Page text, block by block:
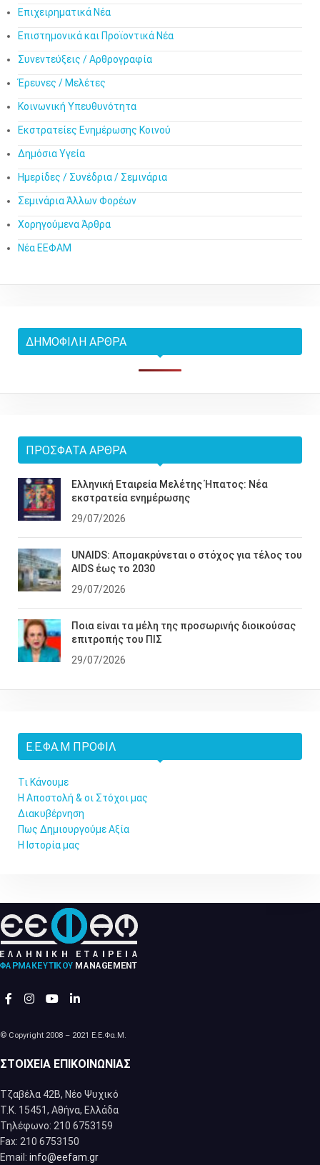
Επιχειρηματικά Νέα
Επιστημονικά και Προϊοντικά Νέα
Συνεντεύξεις / Αρθρογραφία
Έρευνες / Μελέτες
Κοινωνική Υπευθυνότητα
Εκστρατείες Ενημέρωσης Κοινού
Δημόσια Υγεία
Ημερίδες / Συνέδρια / Σεμινάρια
Σεμινάρια Άλλων Φορέων
Χορηγούμενα Άρθρα
Νέα ΕΕΦΑΜ
ΔΗΜΟΦΙΛΉ ΆΡΘΡΑ
ΠΡΌΣΦΑΤΑ ΆΡΘΡΑ
Ελληνική Εταιρεία Μελέτης Ήπατος: Νέα
εκστρατεία ενημέρωσης
29/07/2026
UNAIDS: Απομακρύνεται ο στόχος για τέλος του
AIDS έως το 2030
29/07/2026
Ποια είναι τα μέλη της προσωρινής διοικούσας
επιτροπής του ΠΙΣ
29/07/2026
Ε.Ε.ΦΑ.Μ ΠΡΟΦΊΛ
Τι Κάνουμε
Η Αποστολή & οι Στόχοι μας
Διακυβέρνηση
Πως Δημιουργούμε Αξία
Η Ιστορία μας
© Copyright 2008 – 2021 Ε.Ε.Φα.Μ.
ΣΤΟΙΧΕΊΑ ΕΠΙΚΟΙΝΩΝΊΑΣ
Τζαβέλα 42Β, Νέο Ψυχικό
Τ.Κ. 15451, Αθήνα, Eλλάδα
Τηλέφωνο: 210 6753159
Fax: 210 6753150
Email: info@eefam.gr